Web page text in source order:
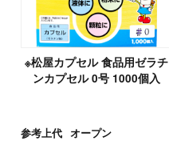
※松屋カプセル 食品用ゼラチ
ンカプセル 0号 1000個入
参考上代 オープン